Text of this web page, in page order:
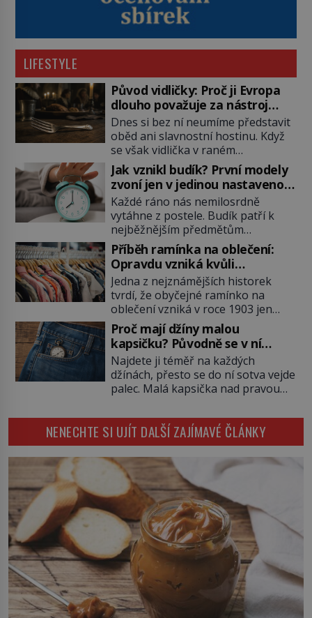
LIFESTYLE
Původ vidličky: Proč ji Evropa
dlouho považuje za nástroj
samotného satana?
Dnes si bez ní neumíme představit
oběd ani slavnostní hostinu. Když
se však vidlička v raném
středověku objevuje na evropských
stolech, vzbuzuje pohoršení,
posměch i strach. Mnozí duchovní ji
označují za projev pýchy a
zbytečného přepychu, někteří
dokonce za nástroj ďábla. Trvá
téměř sedm století, než se z
opovrhovaného předmětu stává
nepostradatelná součást stolování.
První […]
Jak vznikl budík? První modely
zvoní jen v jedinou nastavenou
hodinu
Každé ráno nás nemilosrdně
vytáhne z postele. Budík patří k
nejběžnějším předmětům
domácnosti, jeho cesta k dnešní
podobě je ale překvapivě dlouhá.
První lidé se probouzejí podle
slunce, kohoutů nebo kostelních
zvonů. Když se konečně objeví
první skutečný mechanický budík,
má jednu zásadní nevýhodu,
zazvoní pouze ve čtyři hodiny ráno
a jiný čas nastavit neumí. […]
Příběh ramínka na oblečení:
Opravdu vzniká kvůli
zapomenutému kabátu?
Jedna z nejznámějších historek
tvrdí, že obyčejné ramínko na
oblečení vzniká v roce 1903 jen
proto, že zaměstnanec americké
továrny nenajde volný věšák na
kabát. Je to ale skutečně pravda?
Historici upozorňují, že příběh je
zčásti legendou. Moderní drátěné
ramínko skutečně vzniká na
však sahají mnohem hlouběji a
podílí se […]
Proč mají džíny malou
kapsičku? Původně se v ní
schovávají kapesní hodinky, ne
mince
Najdete ji téměř na každých
džínách, přesto se do ní sotva vejde
palec. Malá kapsička nad pravou
celé generace. Někdo do ní
schovává mince, jiný zapalovač
nebo sluchátka. Její skutečný
původ je ale mnohem starší než
mobilní telefony i drobné do
automatu. Vzniká kvůli předmětu,
bez něhož si muži 19. […]
NENECHTE SI UJÍT DALŠÍ ZAJÍMAVÉ ČLÁNKY